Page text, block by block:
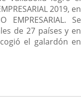
2019, en
EMPRESARIAL. Se
de 27 países y en
el galardón en